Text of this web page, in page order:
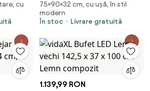
cmcu
x 32 x 75 cm Lemn compozit
75×90×32 cm, cu ușă, în stil
modern
În stoc
Livrare gratuită
1.139,99 RON